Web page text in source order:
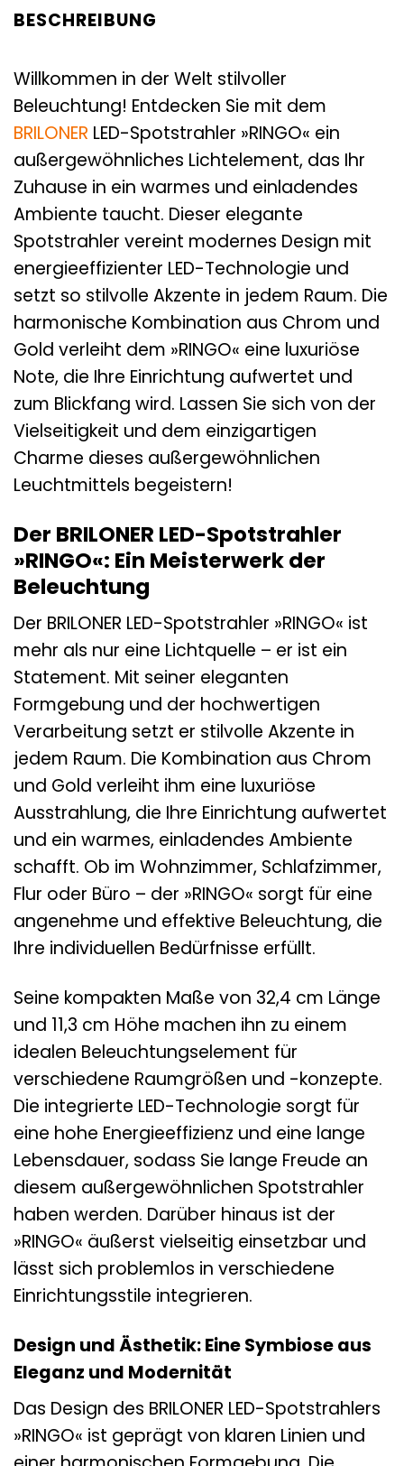
BESCHREIBUNG
Willkommen in der Welt stilvoller
Beleuchtung! Entdecken Sie mit dem
BRILONER LED-Spotstrahler »RINGO« ein
außergewöhnliches Lichtelement, das Ihr
Zuhause in ein warmes und einladendes
Ambiente taucht. Dieser elegante
Spotstrahler vereint modernes Design mit
energieeffizienter LED-Technologie und
setzt so stilvolle Akzente in jedem Raum. Die
harmonische Kombination aus Chrom und
Gold verleiht dem »RINGO« eine luxuriöse
Note, die Ihre Einrichtung aufwertet und
zum Blickfang wird. Lassen Sie sich von der
Vielseitigkeit und dem einzigartigen
Charme dieses außergewöhnlichen
Leuchtmittels begeistern!
Der BRILONER LED-Spotstrahler
»RINGO«: Ein Meisterwerk der
Beleuchtung
Der BRILONER LED-Spotstrahler »RINGO« ist
mehr als nur eine Lichtquelle – er ist ein
Statement. Mit seiner eleganten
Formgebung und der hochwertigen
Verarbeitung setzt er stilvolle Akzente in
jedem Raum. Die Kombination aus Chrom
und Gold verleiht ihm eine luxuriöse
Ausstrahlung, die Ihre Einrichtung aufwertet
und ein warmes, einladendes Ambiente
schafft. Ob im Wohnzimmer, Schlafzimmer,
Flur oder Büro – der »RINGO« sorgt für eine
angenehme und effektive Beleuchtung, die
Ihre individuellen Bedürfnisse erfüllt.
Seine kompakten Maße von 32,4 cm Länge
und 11,3 cm Höhe machen ihn zu einem
idealen Beleuchtungselement für
verschiedene Raumgrößen und -konzepte.
Die integrierte LED-Technologie sorgt für
eine hohe Energieeffizienz und eine lange
Lebensdauer, sodass Sie lange Freude an
diesem außergewöhnlichen Spotstrahler
haben werden. Darüber hinaus ist der
»RINGO« äußerst vielseitig einsetzbar und
lässt sich problemlos in verschiedene
Einrichtungsstile integrieren.
Design und Ästhetik: Eine Symbiose aus
Eleganz und Modernität
Das Design des BRILONER LED-Spotstrahlers
»RINGO« ist geprägt von klaren Linien und